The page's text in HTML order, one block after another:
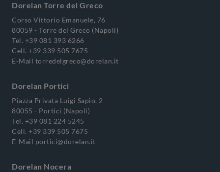
Dorelan Torre del Greco
Corso Vittorio Emanuele, 76
80059 - Torre del Greco (Napoli)
Tel. +39 081 393 6266
Cell. +39 339 505 7675
E-Mail torredelgreco@dorelan.it
Dorelan Portici
Piazza Privata Luigi Sapio, 2
80055 - Portici (Napoli)
Tel. +39 081 224 5245
Cell. +39 339 505 7675
E-Mail portici@dorelan.it
Dorelan Nocera